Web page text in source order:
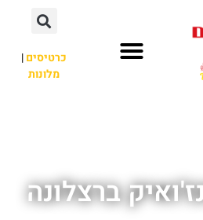
כרטיסים|
מלונות
ברצלונה